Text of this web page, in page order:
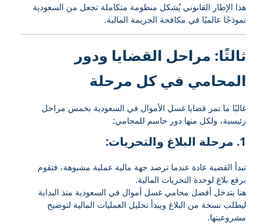
هذا الإطار القانوني يُشكل منظومة متكاملة تجعل من السعودية
نموذجًا عالميًا في مكافحة الجريمة المالية.
ثالثًا: مراحل القضايا ودور
المحامي في كل مرحلة
غالبًا ما تمر قضايا غسل الأموال في السعودية بخمس مراحل
رئيسية، ولكل منها دور حاسم للمحامي:
1. مرحلة البلاغ والتحريات:
تبدأ القضية عادة عندما ترصد جهة مالية عملية مشبوهة، فتقوم
برفع بلاغ لوحدة التحريات المالية.
هنا يتدخل أفضل محامي غسل أموال في السعودية منذ البداية
ليطلب نسخة من البلاغ ويبدأ تحليل العمليات المالية لتوضيح
مشروعيتها.